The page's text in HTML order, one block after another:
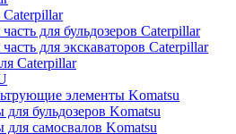
Caterpillar
для бульдозеров Caterpillar
для экскаваторов Caterpillar
Caterpillar
элементы Komatsu
бульдозеров Komatsu
самосвалов Komatsu